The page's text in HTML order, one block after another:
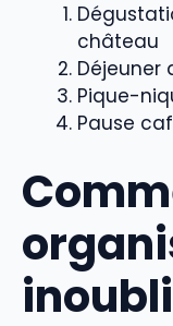
château
Déjeuner
Pique-
Pause